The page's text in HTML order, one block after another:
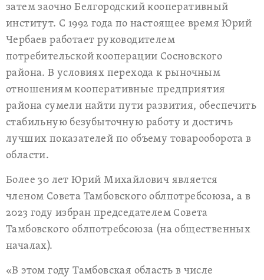
затем заочно Белгородский кооперативный
институт. С 1992 года по настоящее время Юрий
Чербаев работает руководителем
потребительской кооперации Сосновского
района. В условиях перехода к рыночным
отношениям кооперативные предприятия
района сумели найти пути развития, обеспечить
стабильную безубыточную работу и достичь
лучших показателей по объему товарооборота в
области.
Более 30 лет Юрий Михайлович является
членом Совета Тамбовского облпотребсоюза, а в
2023 году избран председателем Совета
Тамбовского облпотребсоюза (на общественных
началах).
«В этом году Тамбовская область в числе